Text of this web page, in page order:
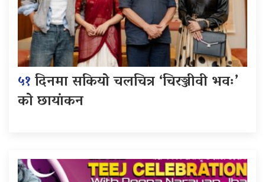
५१दिनमा सकियो चलचित्र ‘चिरञ्जीवी भवः’
को छायांकन